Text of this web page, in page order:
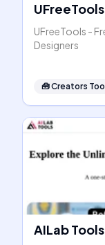
UFreeTools
UFreeTools -
Designers
🧰Creators
AILab Tools